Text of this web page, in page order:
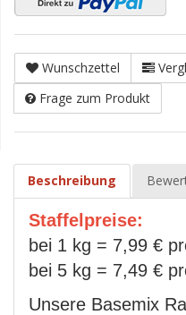
Wunschzettel
Frage zum Produkt
Beschreibung
Staffelpreise:
bei 1 kg = 7,99 €
bei 5 kg = 7,49 €
Unsere Basemix